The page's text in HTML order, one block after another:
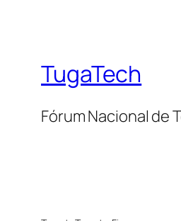
TugaTech
Fórum Nacional de